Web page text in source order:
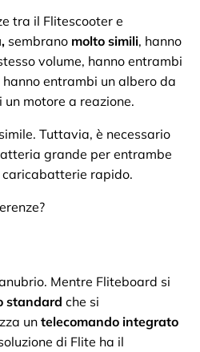
tra il Flitescooter e
sembrano molto simili, hanno
volume, hanno entrambi
entrambi un albero da
motore a reazione.
Tuttavia, è necessario
grande per entrambe
caricabatterie rapido.
Mentre Fliteboard si
standard che si
untelecomando integrato
di Flite ha il